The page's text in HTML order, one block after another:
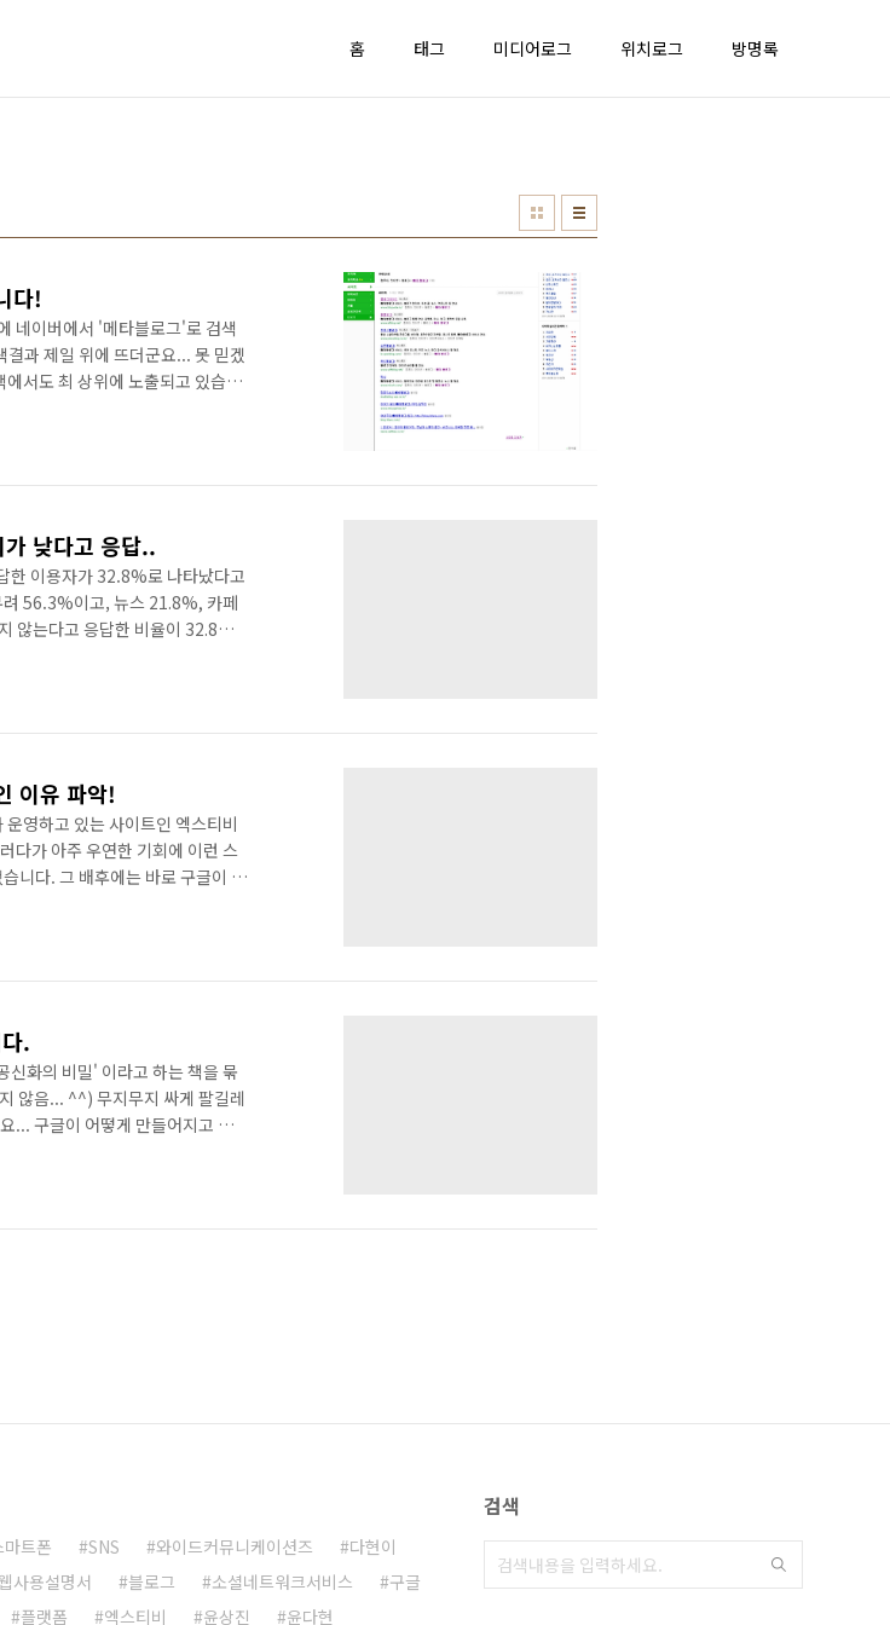
홈 태그 미디어로그 위치로그 방명록
다!
네이버에서 '메타블로그'로 검색
과 제일 위에 뜨더군요... 못 믿겠
서도 최 상위에 노출되고 있습니
던지지는 마시기 바랍니다. ㅎㅎ
않을까 합니다. 아무튼 지금 블로
낮다고 응답..
한 이용자가 32.8%로 나타났다고
려 56.3%이고, 뉴스 21.8%, 카페
않는다고 응답한 비율이 32.8%
럽습니다. 블로그가 얼마나 상업
한 보도자료임을 알 수 있습니다.
이유 파악!
영하고 있는 사이트인 엑스티비
가 아주 우연한 기회에 이런 스
니다. 그 배후에는 바로 구글이 있
혀 광고효과가 없을 것 같은 스팸
것은 바로 구글의 검색결과 상위
.
화의 비밀' 이라고 하는 책을 묶
않음... ^^) 무지무지 싸게 팔길레
구글이 어떻게 만들어지고 성장
기있고 연관성이 높은 검색결과
것입니다. 웹페이지에 링크된 갯
마트폰 SNS 와이드커뮤니케이션즈
다현이
사용설명서 블로그 소셜네트워크서비스
구글
플랫폼 엑스티비 윤상진 윤다현
검색